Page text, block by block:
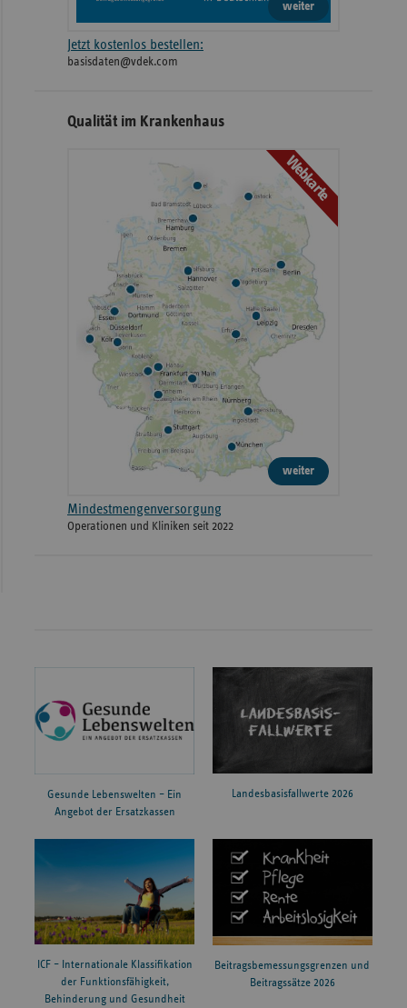
weiter
Jetzt kostenlos bestellen:
basisdaten@vdek.com
Qualität im Krankenhaus
Webkarte
weiter
Mindestmengenversorgung
Operationen und Kliniken seit 2022
Gesunde Lebenswelten – Ein
Angebot der Ersatzkassen
Landesbasisfallwerte 2026
ICF – Internationale Klassifikation
der Funktionsfähigkeit,
Behinderung und Gesundheit
Beitragsbemessungsgrenzen und
Beitragssätze 2026